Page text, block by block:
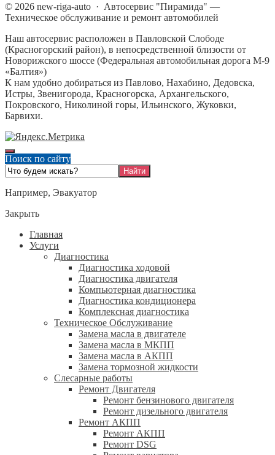
© 2026 new-riga-auto · Автосервис "Пирамида" —
Техническое обслуживание и ремонт автомобилей
Наш автосервис расположен в Павловской Слободе
(Красногорский район), в непосредственной близости от
Новорижского шоссе (Федеральная автомобильная дорога М-9
«Балтия»)
К нам удобно добираться из Павлово, Нахабино, Дедовска,
Истры, Звенигорода, Красногорска, Архангельского,
Покровского, Николиной горы, Ильинского, Жуковки,
Барвихи.
Поиск по сайту
Например, Эвакуатор
Закрыть
Главная
Услуги
Диагностика
Диагностика ходовой
Диагностика двигателя
Компьютерная диагностика
Диагностика кондиционера
Комплексная диагностика
Техническое Обслуживание
Замена масла в двигателе
Замена масла в МКПП
Замена масла в АКПП
Замена тормозной жидкости
Слесарные работы
Ремонт Двигателя
Ремонт бензинового двигателя
Ремонт дизельного двигателя
Ремонт АКПП
Ремонт АКПП
Ремонт DSG